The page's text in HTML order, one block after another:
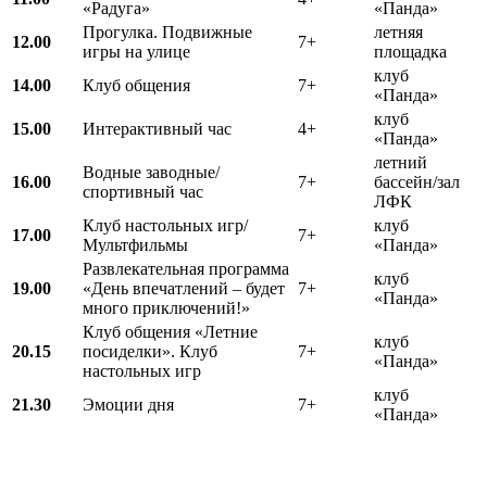
«Радуга»
«Панда»
12.00
Прогулка. Подвижные
игры на улице
7+
летняя
площадка
14.00
Клуб общения 7+
клуб
«Панда»
15.00
Интерактивный час 4+
клуб
«Панда»
16.00
Водные заводные/
спортивный час
7+
летний
бассейн/зал
ЛФК
17.00
Клуб настольных игр/
Мультфильмы
7+
клуб
«Панда»
19.00
Развлекательная программа
«День впечатлений – будет
много приключений!»
7+
клуб
«Панда»
20.15
Клуб общения «Летние
посиделки». Клуб
настольных игр
7+
клуб
«Панда»
21.30 Эмоции дня 7+
клуб
«Панда»